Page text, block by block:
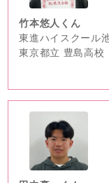
竹本悠人くん
東進ハイスクール
東京都立 豊島高校
no
image